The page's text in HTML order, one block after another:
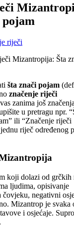
pojam
riječi
šta znači pojam
značenje riječi
zanima još značenja
u pretragu npr.
ili “Značenje riječi
riječ određenog
koji dolazi od grčkih
ljudima, opisivanje
čovjeku, negativni
Mizantrop je svaka
i osjećaje.
.